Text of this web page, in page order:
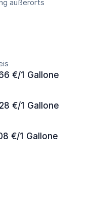
außerorts
€/1 Gallone
€/1 Gallone
€/1 Gallone